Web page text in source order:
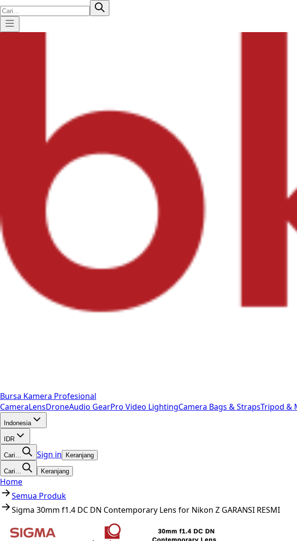
Bursa Kamera Profesional
CameraLensDroneAudio GearPro Video LightingCamera Bags & StrapsTripod &
Indonesia
IDR
Cari… Sign in Keranjang
Cari… Keranjang
Home
Semua Produk
Sigma 30mm f1.4 DC DN Contemporary Lens for Nikon Z GARANSI RESMI